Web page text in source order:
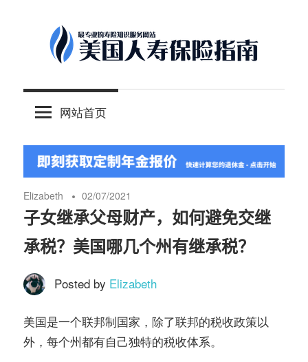
content
美
人
寿
保
险
指
最
国
保
险
理
财
服
社
区
网站首页
Elizabeth 02/07/2021
子女继承父母财产，如何避免交继
承税？美国哪几个州有继承税？
Posted by Elizabeth
美国是一个联邦制国家，除了联邦的税收政策以
外，每个州都有自己独特的税收体系。